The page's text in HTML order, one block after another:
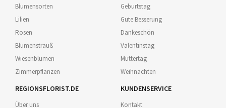
Blumensorten
Lilien
Rosen
Blumenstrauß
Wiesenblumen
Zimmerpflanzen
Geburtstag
Gute Besserung
Dankeschön
Valentinstag
Muttertag
Weihnachten
REGIONSFLORIST.DE
Über uns
KUNDENSERVICE
Kontakt